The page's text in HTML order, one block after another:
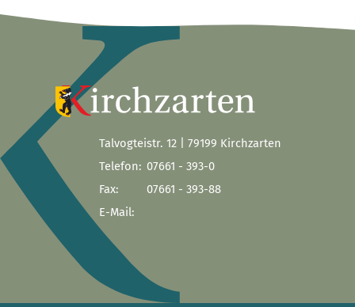
Talvogteistr. 12 | 79199 Kirchzarten
Telefon: 07661 - 393-0
Fax:
07661 - 393-88
E-Mail: